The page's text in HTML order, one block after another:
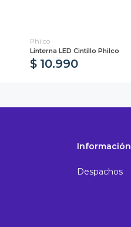
Philco
Linterna LED Cintillo Philco
$ 10.990
Información
Despachos